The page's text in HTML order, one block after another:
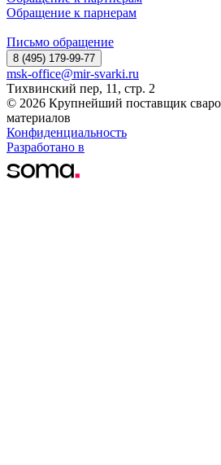
Обращение к парнерам
Письмо обращение
8 (495) 179-99-77
msk-office@mir-svarki.ru
Тихвинский пер, 11, стр. 2
© 2026 Крупнейший поставщик
материалов
Конфиденциальность
Разработано в